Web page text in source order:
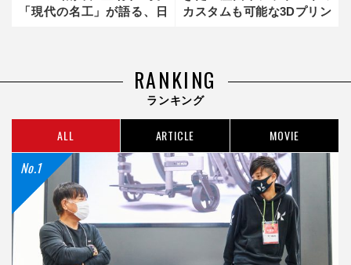
「現代の名工」が語る、日
カスタムも可能な3Dプリン
RANKING
ランキング
ALL ARTICLE MOVIE